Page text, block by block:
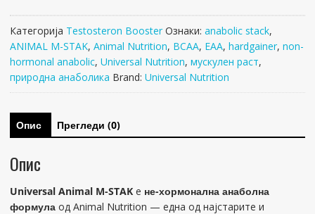
21
packs
количина
Категорија Testosteron Booster Ознаки: anabolic stack,
ANIMAL M-STAK, Animal Nutrition, BCAA, EAA, hardgainer, non-
hormonal anabolic, Universal Nutrition, мускулен раст,
природна анаболика Brand: Universal Nutrition
Опис Прегледи (0)
Опис
Universal Animal M-STAKе не-хормонална анаболна
формулаод Animal Nutrition — една од најстарите и